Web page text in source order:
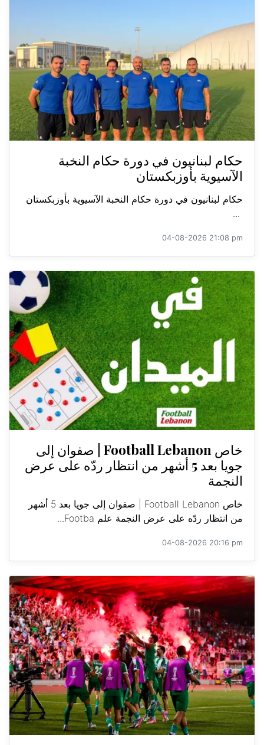
حكام لبنانيون في دورة حكام النخبة
الآسيوية بأوزبكستان
حكام لبنانيون في دورة حكام النخبة الآسيوية بأوزبكستان
...
04-08-2026 21:08 pm
خاص Football Lebanon | صفوان إلى
جويا بعد 5 أشهر من انتظار ردّه على عرض
النجمة
خاص Football Lebanon | صفوان إلى جويا بعد 5 أشهر
من انتظار ردّه على عرض النجمة علم Footba...
04-08-2026 20:16 pm